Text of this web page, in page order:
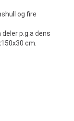
og fire
p.g.a dens
cm.